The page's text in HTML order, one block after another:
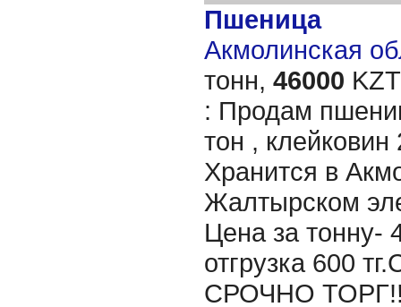
Пшеница
Акмолинская
тонн, 46000
: Продам
тон ,
Хранится в
Жалтырском
Цена за тонну-
отгрузка 600
СРОЧНО